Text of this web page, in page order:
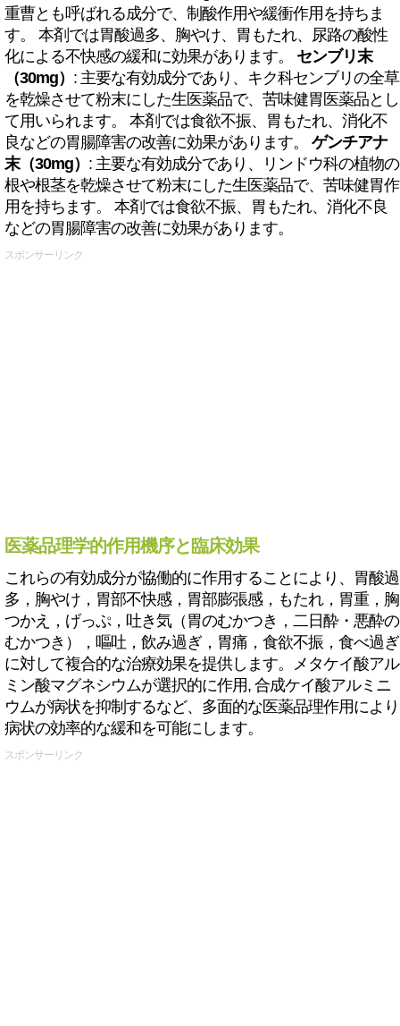
重曹とも呼ばれる成分で、制酸作用や緩衝作用を持ちま
す。 本剤では胃酸過多、胸やけ、胃もたれ、尿路の酸性
化による不快感の緩和に効果があります。 センブリ末
（30mg） : 主要な有効成分であり、キク科センブリの全草
を乾燥させて粉末にした生医薬品で、苦味健胃医薬品とし
て用いられます。 本剤では食欲不振、胃もたれ、消化不
良などの胃腸障害の改善に効果があります。 ゲンチアナ
末（30mg） : 主要な有効成分であり、リンドウ科の植物の
根や根茎を乾燥させて粉末にした生医薬品で、苦味健胃作
用を持ちます。 本剤では食欲不振、胃もたれ、消化不良
などの胃腸障害の改善に効果があります。
スポンサーリンク
医薬品理学的作用機序と臨床効果
これらの有効成分が協働的に作用することにより、胃酸過
多，胸やけ，胃部不快感，胃部膨張感，もたれ，胃重，胸
つかえ，げっぷ，吐き気（胃のむかつき，二日酔・悪酔の
むかつき），嘔吐，飲み過ぎ，胃痛，食欲不振，食べ過ぎ
に対して複合的な治療効果を提供します。メタケイ酸アル
ミン酸マグネシウムが選択的に作用, 合成ケイ酸アルミニ
ウムが病状を抑制するなど、多面的な医薬品理作用により
病状の効率的な緩和を可能にします。
スポンサーリンク